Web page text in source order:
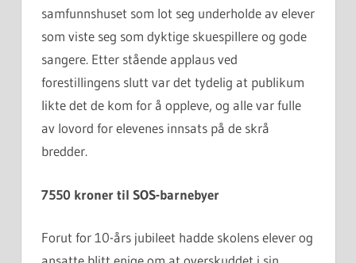
samfunnshuset som lot seg underholde av elever
som viste seg som dyktige skuespillere og gode
sangere. Etter stående applaus ved
forestillingens slutt var det tydelig at publikum
likte det de kom for å oppleve, og alle var fulle
av lovord for elevenes innsats på de skrå
bredder.
7550 kroner til SOS-barnebyer
Forut for 10-års jubileet hadde skolens elever og